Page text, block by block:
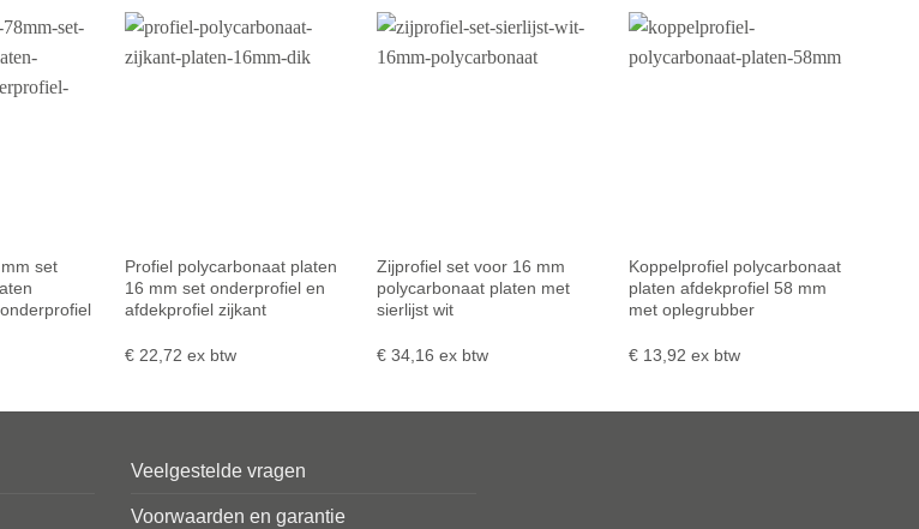
set
Profiel polycarbonaat platen
16 mm set onderprofiel en
afdekprofiel zijkant
€22,72 ex btw
Zijprofiel set voor 16 mm
polycarbonaat platen met
sierlijst wit
€34,16 ex btw
Koppelprofiel polycarbonaat
platen afdekprofiel 58 mm
met oplegrubber
€13,92 ex btw
Veelgestelde vragen
Voorwaarden en garantie